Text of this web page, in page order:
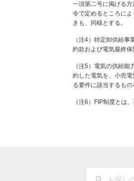
一項第二号に掲げる
令で定めるところに
きも、同様とする。
（注4）特定卸供給
約款および電気最終保
（注5）電気の供給
約した電気を、小売
る要件に該当するもの
（注6）FIP制度とは